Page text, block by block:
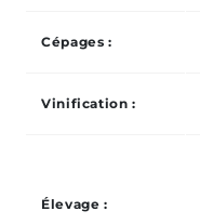
Cépages :
Vinification :
Élevage :